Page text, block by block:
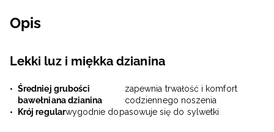
Opis
Lekki luz i miękka dzianina
Średniej grubości
bawełniana dzianina
zapewnia trwałość i komfort
codziennego noszenia
Krój regularwygodnie dopasowuje się do sylwetki